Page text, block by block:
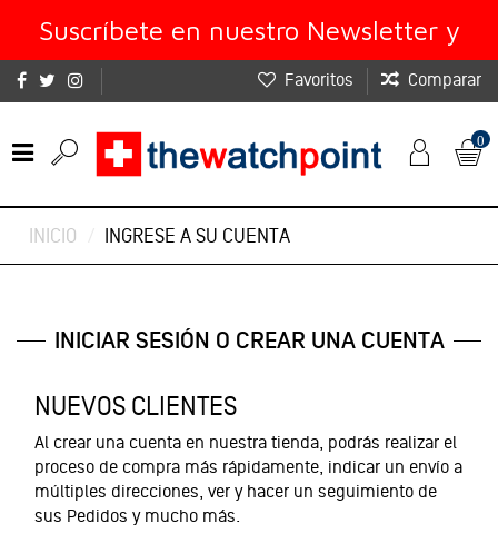
Suscríbete en nuestro Newsletter y
obtén un 10% de descuento
Favoritos Comparar
0
INICIO INGRESE A SU CUENTA
INICIAR SESIÓN O CREAR UNA CUENTA
NUEVOS CLIENTES
Al crear una cuenta en nuestra tienda, podrás realizar el
proceso de compra más rápidamente, indicar un envío a
múltiples direcciones, ver y hacer un seguimiento de
sus Pedidos y mucho más.